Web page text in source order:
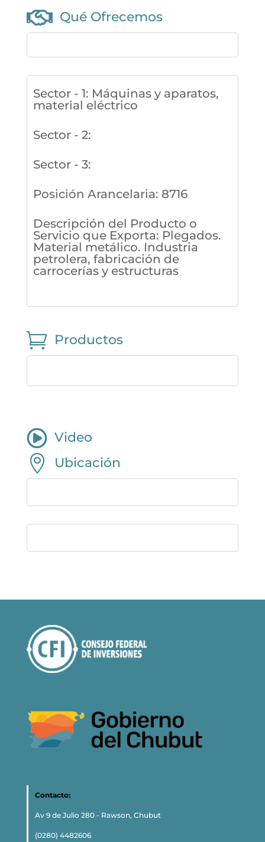
 Qué Ofrecemos
Sector - 1: Máquinas y aparatos,
material eléctrico
Sector - 2:
Sector - 3:
Posición Arancelaria: 8716
Descripción del Producto o
Servicio que Exporta: Plegados.
Material metálico. Industria
petrolera, fabricación de
carrocerías y estructuras
 Productos
 Video
 Ubicación
Contacto:
Av 9 de Julio 280 - Rawson, Chubut
(0280) 4482606